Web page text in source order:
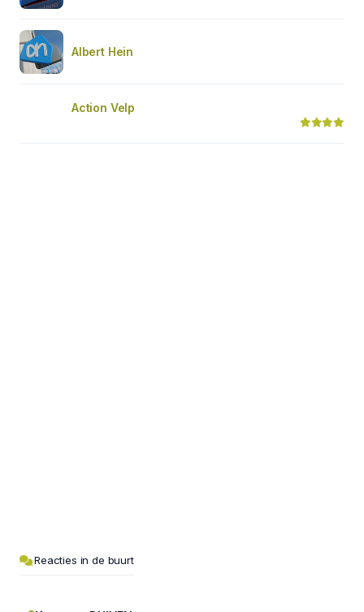
Albert Hein
Action Velp
Reacties in de buurt